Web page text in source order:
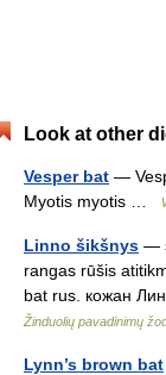
Look at other
Vesper bat —
Myotis myotis …
Linno šikšnys —
rangas rūšis
bat rus. кожан
Žinduolių pavadinimų
Lynn’s brown bat